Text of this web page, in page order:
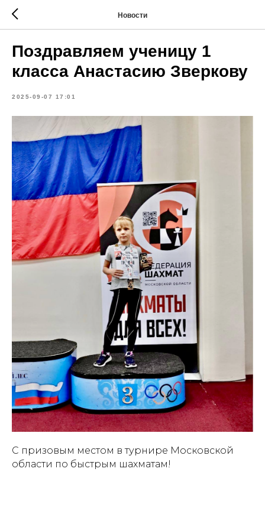
Новости
Поздравляем ученицу 1
класса Анастасию Зверкову
2025-09-07 17:01
С призовым местом в турнире Московской
области по быстрым шахматам!